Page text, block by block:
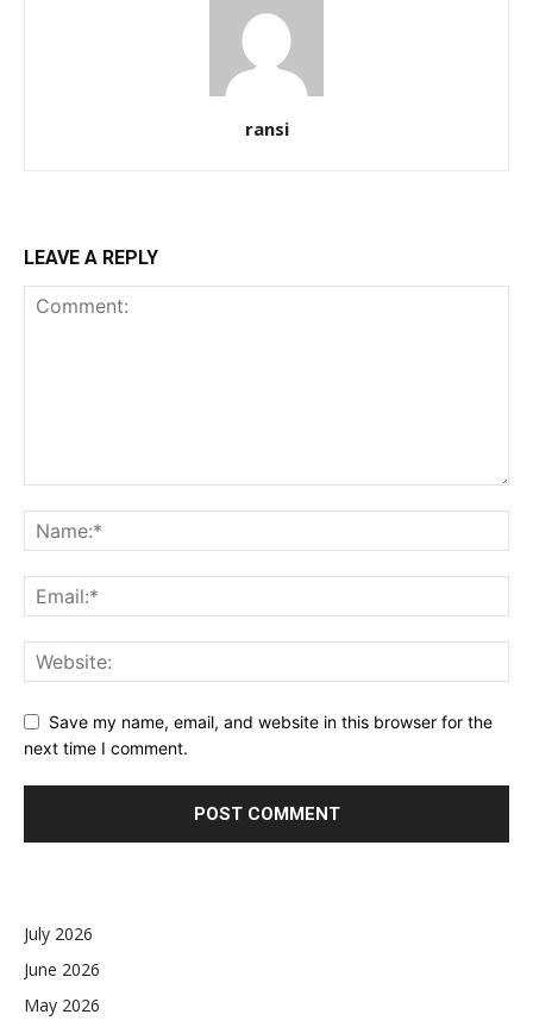
ransi
LEAVE A REPLY
Save my name, email, and website in this browser for the
next time I comment.
July 2026
June 2026
May 2026